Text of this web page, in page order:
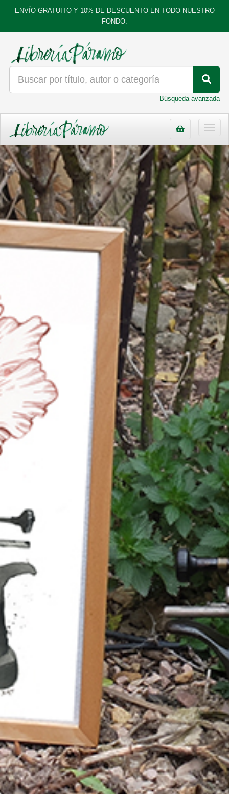
ENVÍO GRATUITO Y 10% DE DESCUENTO EN TODO NUESTRO
FONDO.
Búsqueda avanzada